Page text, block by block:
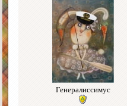
Генералиссимус